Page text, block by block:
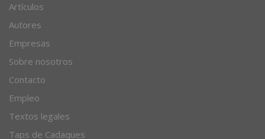
Artículos
Autores
Empresas
Sobre nosotros
Contacto
Empleo
Textos legales
Taps de Cadaques